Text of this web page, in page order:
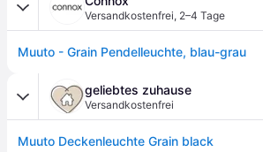
Versandkostenfrei, 2–4 Tage
Muuto - Grain Pendelleuchte, blau-grau
geliebtes zuhause
Versandkostenfrei
Muuto Deckenleuchte Grain black